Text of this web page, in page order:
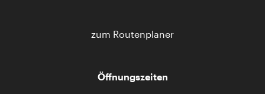
zum Routenplaner
Öffnungszeiten